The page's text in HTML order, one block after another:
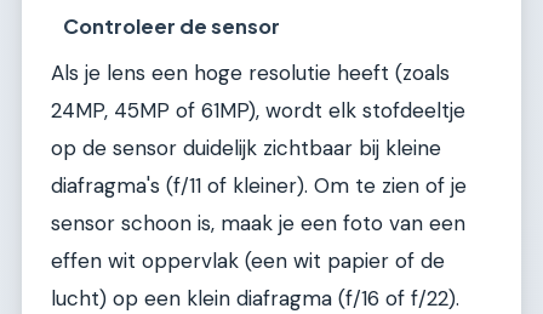
Controleer de sensor
Als je lens een hoge resolutie heeft (zoals
24MP, 45MP of 61MP), wordt elk stofdeeltje
op de sensor duidelijk zichtbaar bij kleine
diafragma's (f/11 of kleiner). Om te zien of je
sensor schoon is, maak je een foto van een
effen wit oppervlak (een wit papier of de
lucht) op een klein diafragma (f/16 of f/22).